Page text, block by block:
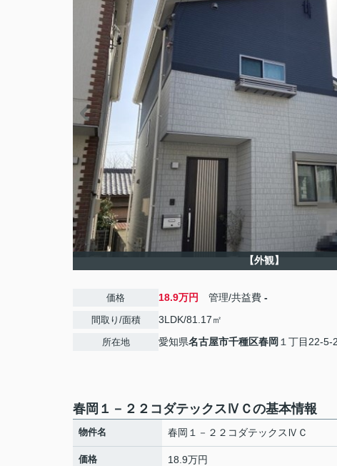
【外観】
価格 18.9万円 管理/共益費 -
間取り/面積 3LDK/81.17㎡
所在地 愛知県名古屋市千種区春岡 １丁目22-5-2
春岡１－２２コダテックスⅣＣの基本情報
物件名 春岡１－２２コダテックスⅣＣ
価格 18.9万円